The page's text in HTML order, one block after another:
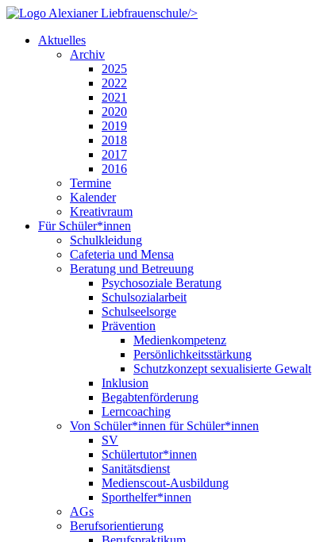
/>
Aktuelles
Archiv
2025
2022
2021
2020
2019
2018
2017
2016
Termine
Kalender
Kreativraum
Für Schüler*innen
Schulkleidung
Cafeteria und Mensa
Beratung und Betreuung
Psychosoziale Beratung
Schulsozialarbeit
Schulseelsorge
Prävention
Medienkompetenz
Persönlichkeitsstärkung
Schutzkonzept sexualisierte Gewalt
Inklusion
Begabtenförderung
Lerncoaching
Von Schüler*innen für Schüler*innen
SV
Schülertutor*innen
Sanitätsdienst
Medienscout-Ausbildung
Sporthelfer*innen
AGs
Berufsorientierung